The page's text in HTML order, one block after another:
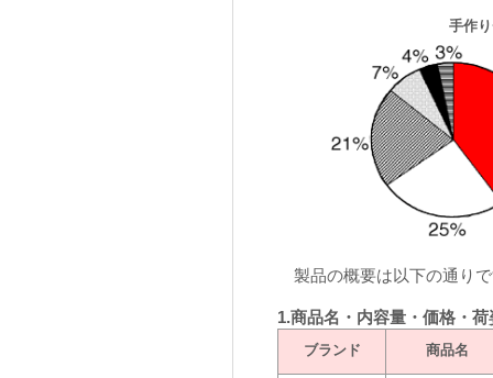
手作
製品の概要は以下の通り
1.商品名・内容量・価格・荷
ブランド 商品名